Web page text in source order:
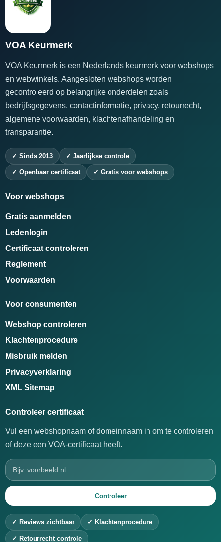
VOA Keurmerk
VOA Keurmerk is een Nederlands keurmerk voor webshops
en webwinkels. Aangesloten webshops worden
gecontroleerd op belangrijke onderdelen zoals
bedrijfsgegevens, contactinformatie, privacy, retourrecht,
algemene voorwaarden, klachtenafhandeling en
transparantie.
✓ Sinds 2013 ✓ Jaarlijkse controle
✓ Openbaar certificaat ✓ Gratis voor webshops
Voor webshops
Gratis aanmelden
Ledenlogin
Certificaat controleren
Reglement
Voorwaarden
Voor consumenten
Webshop controleren
Klachtenprocedure
Misbruik melden
Privacyverklaring
XML Sitemap
Controleer certificaat
Vul een webshopnaam of domeinnaam in om te controleren
of deze een VOA-certificaat heeft.
Controleer
✓ Reviews zichtbaar ✓ Klachtenprocedure
✓ Retourrecht controle